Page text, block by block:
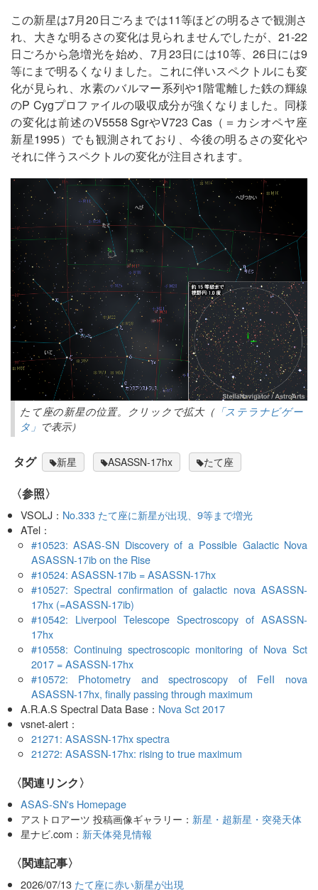
この新星は7月20日ごろまでは11等ほどの明るさで観測さ
れ、大きな明るさの変化は見られませんでしたが、21-22
日ごろから急増光を始め、7月23日には10等、26日には9
等にまで明るくなりました。これに伴いスペクトルにも変
化が見られ、水素のバルマー系列や1階電離した鉄の輝線
のP Cygプロファイルの吸収成分が強くなりました。同様
の変化は前述のV5558 SgrやV723 Cas（＝カシオペヤ座
新星1995）でも観測されており、今後の明るさの変化や
それに伴うスペクトルの変化が注目されます。
たて座の新星の位置。クリックで拡大（「ステラナビゲー
タ」 で表示）
タグ 新星 ASASSN-17hx たて座
〈参照〉
VSOLJ： No.333 たて座に新星が出現、9等まで増光
ATel：
#10523: ASAS-SN Discovery of a Possible Galactic Nova
ASASSN-17ib on the Rise
#10524: ASASSN-17ib = ASASSN-17hx
#10527: Spectral confirmation of galactic nova ASASSN-
17hx (=ASASSN-17ib)
#10542: Liverpool Telescope Spectroscopy of ASASSN-
17hx
#10558: Continuing spectroscopic monitoring of Nova Sct
2017 = ASASSN-17hx
#10572: Photometry and spectroscopy of FeII nova
ASASSN-17hx, finally passing through maximum
A.R.A.S Spectral Data Base： Nova Sct 2017
vsnet-alert：
21271: ASASSN-17hx spectra
21272: ASASSN-17hx: rising to true maximum
〈関連リンク〉
ASAS-SN's Homepage
アストロアーツ 投稿画像ギャラリー： 新星・超新星・突発天体
星ナビ.com： 新天体発見情報
関連記事
2026/07/13 たて座に赤い新星が出現